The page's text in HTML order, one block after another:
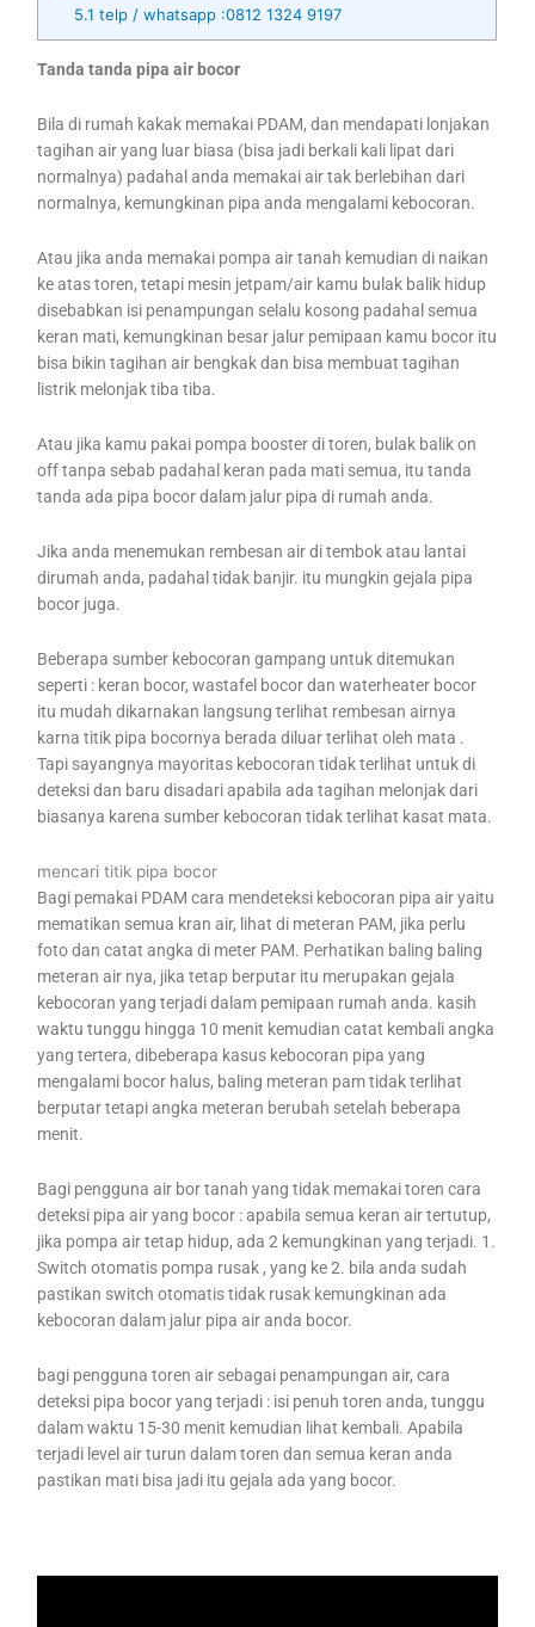
5.1 telp / whatsapp :0812 1324 9197
Tanda tanda pipa air bocor
Bila di rumah kakak memakai PDAM, dan mendapati lonjakan
tagihan air yang luar biasa (bisa jadi berkali kali lipat dari
normalnya) padahal anda memakai air tak berlebihan dari
normalnya, kemungkinan pipa anda mengalami kebocoran.
Atau jika anda memakai pompa air tanah kemudian di naikan
ke atas toren, tetapi mesin jetpam/air kamu bulak balik hidup
disebabkan isi penampungan selalu kosong padahal semua
keran mati, kemungkinan besar jalur pemipaan kamu bocor itu
bisa bikin tagihan air bengkak dan bisa membuat tagihan
listrik melonjak tiba tiba.
Atau jika kamu pakai pompa booster di toren, bulak balik on
off tanpa sebab padahal keran pada mati semua, itu tanda
tanda ada pipa bocor dalam jalur pipa di rumah anda.
Jika anda menemukan rembesan air di tembok atau lantai
dirumah anda, padahal tidak banjir. itu mungkin gejala pipa
bocor juga.
Beberapa sumber kebocoran gampang untuk ditemukan
seperti : keran bocor, wastafel bocor dan waterheater bocor
itu mudah dikarnakan langsung terlihat rembesan airnya
karna titik pipa bocornya berada diluar terlihat oleh mata .
Tapi sayangnya mayoritas kebocoran tidak terlihat untuk di
deteksi dan baru disadari apabila ada tagihan melonjak dari
biasanya karena sumber kebocoran tidak terlihat kasat mata.
mencari titik pipa bocor
Bagi pemakai PDAM cara mendeteksi kebocoran pipa air yaitu
mematikan semua kran air, lihat di meteran PAM, jika perlu
foto dan catat angka di meter PAM. Perhatikan baling baling
meteran air nya, jika tetap berputar itu merupakan gejala
kebocoran yang terjadi dalam pemipaan rumah anda. kasih
waktu tunggu hingga 10 menit kemudian catat kembali angka
yang tertera, dibeberapa kasus kebocoran pipa yang
mengalami bocor halus, baling meteran pam tidak terlihat
berputar tetapi angka meteran berubah setelah beberapa
menit.
Bagi pengguna air bor tanah yang tidak memakai toren cara
deteksi pipa air yang bocor : apabila semua keran air tertutup,
jika pompa air tetap hidup, ada 2 kemungkinan yang terjadi. 1.
Switch otomatis pompa rusak , yang ke 2. bila anda sudah
pastikan switch otomatis tidak rusak kemungkinan ada
kebocoran dalam jalur pipa air anda bocor.
bagi pengguna toren air sebagai penampungan air, cara
deteksi pipa bocor yang terjadi : isi penuh toren anda, tunggu
dalam waktu 15-30 menit kemudian lihat kembali. Apabila
terjadi level air turun dalam toren dan semua keran anda
pastikan mati bisa jadi itu gejala ada yang bocor.